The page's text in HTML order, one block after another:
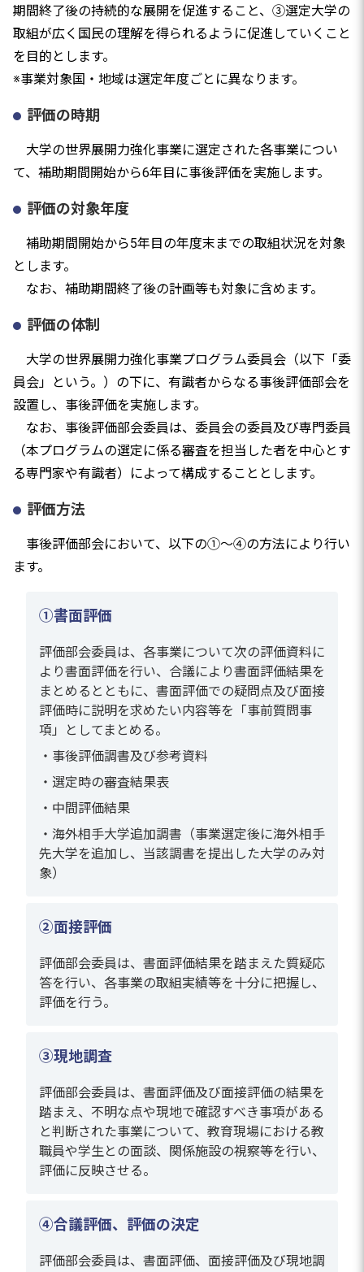
期間終了後の持続的な展開を促進すること、③選定大学の
取組が広く国民の理解を得られるように促進していくこと
を目的とします。
※事業対象国・地域は選定年度ごとに異なります。
評価の時期
大学の世界展開力強化事業に選定された各事業につい
て、補助期間開始から6年目に事後評価を実施します。
評価の対象年度
補助期間開始から5年目の年度末までの取組状況を対象
とします。
なお、補助期間終了後の計画等も対象に含めます。
評価の体制
大学の世界展開力強化事業プログラム委員会（以下「委
員会」という。）の下に、有識者からなる事後評価部会を
設置し、事後評価を実施します。
なお、事後評価部会委員は、委員会の委員及び専門委員
（本プログラムの選定に係る審査を担当した者を中心とす
る専門家や有識者）によって構成することとします。
評価方法
事後評価部会において、以下の①～④の方法により行い
ます。
①書面評価
評価部会委員は、各事業について次の評価資料に
より書面評価を行い、合議により書面評価結果を
まとめるとともに、書面評価での疑問点及び面接
評価時に説明を求めたい内容等を「事前質問事
項」としてまとめる。
・事後評価調書及び参考資料
・選定時の審査結果表
・中間評価結果
・海外相手大学追加調書（事業選定後に海外相手
先大学を追加し、当該調書を提出した大学のみ対
象）
②面接評価
評価部会委員は、書面評価結果を踏まえた質疑応
答を行い、各事業の取組実績等を十分に把握し、
評価を行う。
③現地調査
評価部会委員は、書面評価及び面接評価の結果を
踏まえ、不明な点や現地で確認すべき事項がある
と判断された事業について、教育現場における教
職員や学生との面談、関係施設の視察等を行い、
評価に反映させる。
④合議評価、評価の決定
評価部会委員は、書面評価、面接評価及び現地調